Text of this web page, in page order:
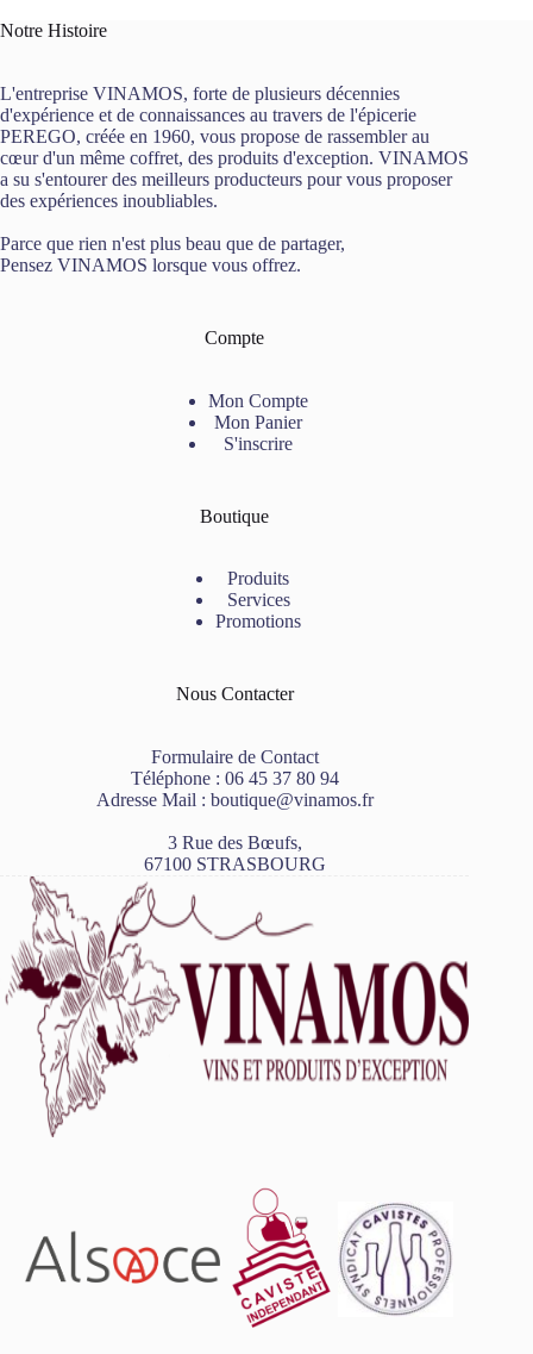
Notre Histoire
L'entreprise VINAMOS, forte de plusieurs décennies
d'expérience et de connaissances au travers de l'épicerie
PEREGO, créée en 1960, vous propose de rassembler au
cœur d'un même coffret, des produits d'exception. VINAMOS
a su s'entourer des meilleurs producteurs pour vous proposer
des expériences inoubliables.
Parce que rien n'est plus beau que de partager,
Pensez VINAMOS lorsque vous offrez.
Compte
Mon Compte
Mon Panier
S'inscrire
Boutique
Produits
Services
Promotions
Nous Contacter
Formulaire de Contact
Téléphone : 06 45 37 80 94
Adresse Mail : boutique@vinamos.fr
3 Rue des Bœufs,
67100 STRASBOURG